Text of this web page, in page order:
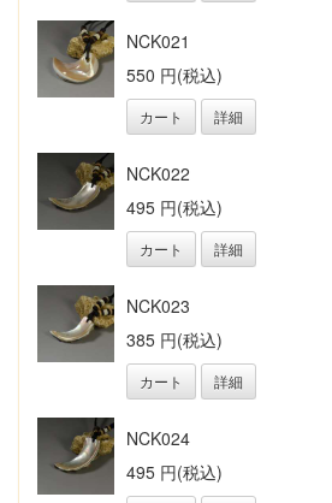
NCK021
550 円(税込)
カート 詳細
NCK022
495 円(税込)
カート 詳細
NCK023
385 円(税込)
カート 詳細
NCK024
495 円(税込)